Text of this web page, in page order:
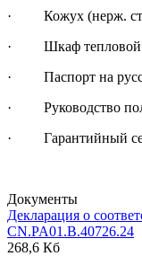
· Кожух (нерж.
· Шкаф тепловой
· Паспорт на
· Руководство
· Гарантийный
Документы
Декларация о
CN.PA01.B.40726.24
268,6 Кб